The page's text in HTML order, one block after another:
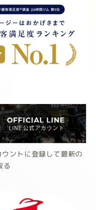
ントに登録して最新の
る